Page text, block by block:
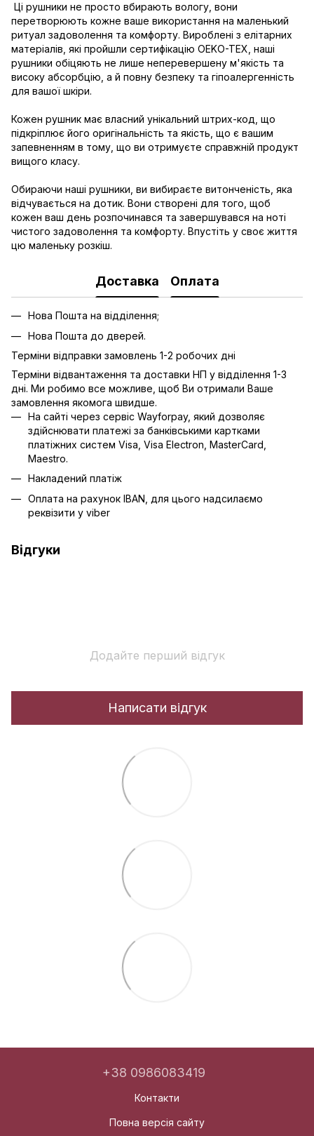
Ці рушники не просто вбирають вологу, вони
перетворюють кожне ваше використання на маленький
ритуал задоволення та комфорту. Вироблені з елітарних
матеріалів, які пройшли сертифікацію OEKO-TEX, наші
рушники обіцяють не лише неперевершену м'якість та
високу абсорбцію, а й повну безпеку та гіпоалергенність
для вашої шкіри.
Кожен рушник має власний унікальний штрих-код, що
підкріплює його оригінальність та якість, що є вашим
запевненням в тому, що ви отримуєте справжній продукт
вищого класу.
Обираючи наші рушники, ви вибираєте витонченість, яка
відчувається на дотик. Вони створені для того, щоб
кожен ваш день розпочинався та завершувався на ноті
чистого задоволення та комфорту. Впустіть у своє життя
цю маленьку розкіш.
Доставка Оплата
Нова Пошта на відділення;
Нова Пошта до дверей.
Терміни відправки замовлень 1-2 робочих дні
Терміни відвантаження та доставки НП у відділення 1-3
дні. Ми робимо все можливе, щоб Ви отримали Ваше
замовлення якомога швидше.
На сайті через сервіс Wayforpay, який дозволяє
здійснювати платежі за банківськими картками
платіжних систем Visa, Visa Electron, MasterCard,
Maestro.
Накладений платіж
Оплата на рахунок IBAN, для цього надсилаємо
реквізити у viber
Відгуки
Додайте перший відгук
Написати відгук
+38 0986083419
Контакти
Повна версія сайту